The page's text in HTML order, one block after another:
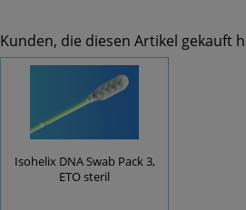
Kunden, die diesen Artikel gekauft
Isohelix DNA Swab Pack 3,
ETO steril